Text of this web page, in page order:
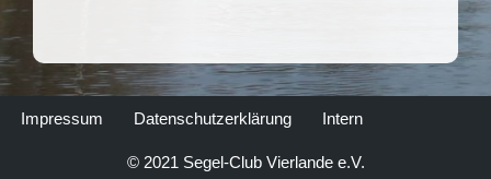
Impressum Datenschutzerklärung Intern
© 2021 Segel-Club Vierlande e.V.